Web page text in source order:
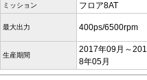
ミッション フロア8AT
最大出力 400ps/6500rpm
生産期間
2017年09月～201
8年05月